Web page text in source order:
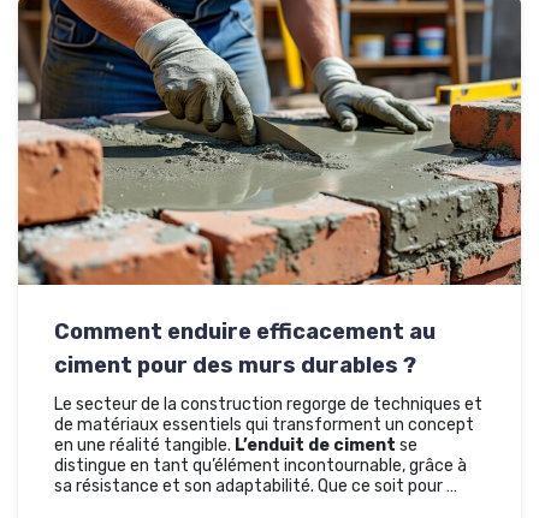
Comment enduire efficacement au
ciment pour des murs durables ?
Le secteur de la construction regorge de techniques et
de matériaux essentiels qui transforment un concept
en une réalité tangible. L’enduit de ciment se
distingue en tant qu’élément incontournable, grâce à
sa résistance et son adaptabilité. Que ce soit pour …